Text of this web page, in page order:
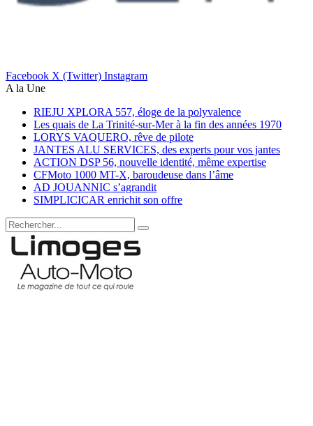
Facebook X (Twitter) Instagram
A la Une
RIEJU XPLORA 557, éloge de la polyvalence
Les quais de La Trinité-sur-Mer à la fin des années 1970
LORYS VAQUERO, rêve de pilote
JANTES ALU SERVICES, des experts pour vos jantes
ACTION DSP 56, nouvelle identité, même expertise
CFMoto 1000 MT-X, baroudeuse dans l’âme
AD JOUANNIC s’agrandit
SIMPLICICAR enrichit son offre